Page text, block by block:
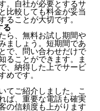
。自社が必要とするサ
比較しても料金が妥当
ることが大切です。
る
ら、無料お試し期間や
ましょう。短期間であ
で、問い合わせだけで
ることができます。ま
、納得した上でサービ
めです。
てご紹介しました。こ
ば、重要な電話も確実
の信頼度も上がります